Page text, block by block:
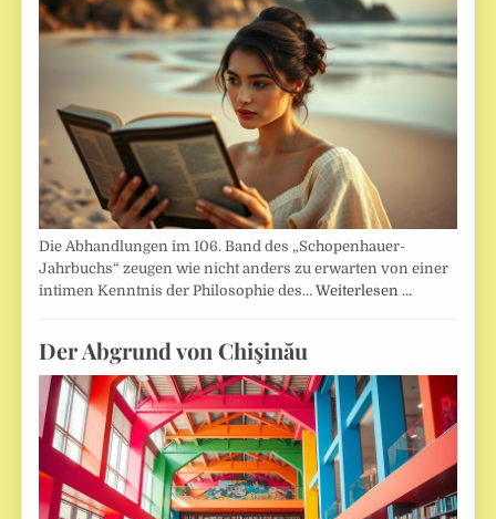
Die Abhandlungen im 106. Band des „Schopenhauer-
Jahrbuchs“ zeugen wie nicht anders zu erwarten von einer
intimen Kenntnis der Philosophie des…Weiterlesen …
Der Abgrund von Chişinău